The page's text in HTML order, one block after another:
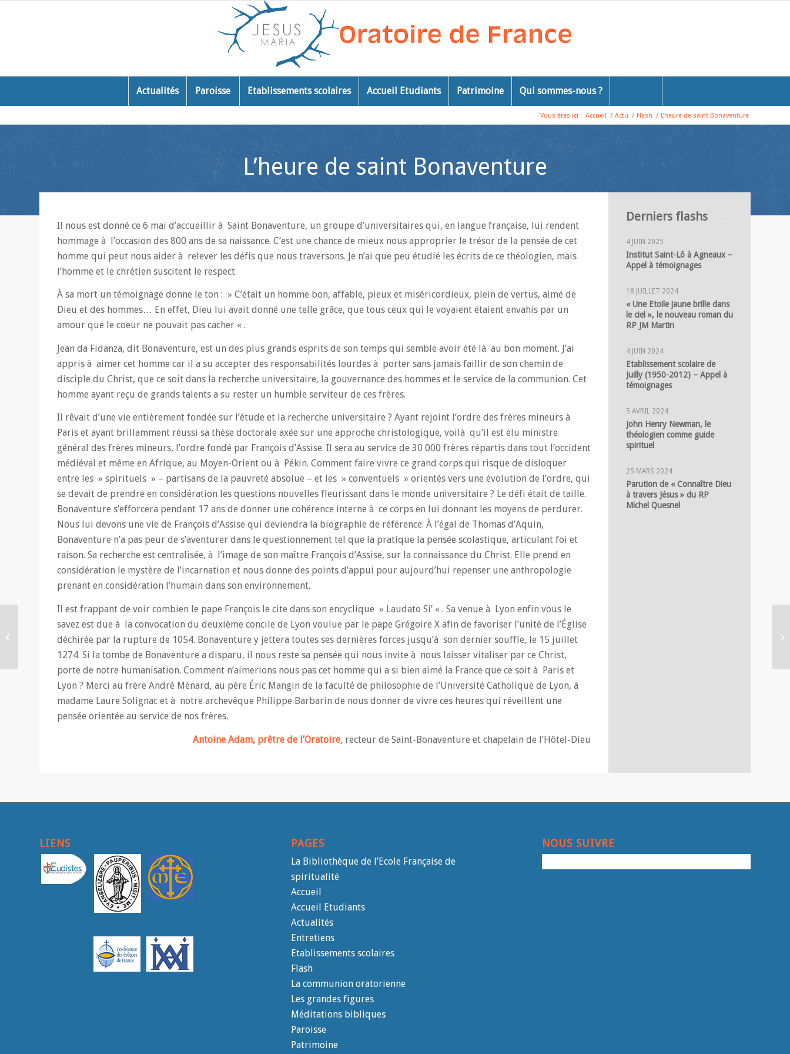
Actualités Paroisse Etablissements scolaires Accueil Etudiants Patrimoine Qui sommes-nous ?
Vous êtes ici : Accueil / Actu / Flash / L’heure de saint Bonaventure
L’heure de saint Bonaventure
Il nous est donné ce 6 mai d’accueillir à Saint Bonaventure, un groupe d’universitaires qui, en langue française, lui rendent
hommage à l’occasion des 800 ans de sa naissance. C’est une chance de mieux nous approprier le trésor de la pensée de cet
homme qui peut nous aider à relever les défis que nous traversons. Je n’ai que peu étudié les écrits de ce théologien, mais
l’homme et le chrétien suscitent le respect.
À sa mort un témoignage donne le ton : » C’était un homme bon, affable, pieux et miséricordieux, plein de vertus, aimé de
Dieu et des hommes… En effet, Dieu lui avait donné une telle grâce, que tous ceux qui le voyaient étaient envahis par un
amour que le coeur ne pouvait pas cacher « .
Jean da Fidanza, dit Bonaventure, est un des plus grands esprits de son temps qui semble avoir été là au bon moment. J’ai
appris à aimer cet homme car il a su accepter des responsabilités lourdes à porter sans jamais faillir de son chemin de
disciple du Christ, que ce soit dans la recherche universitaire, la gouvernance des hommes et le service de la communion. Cet
homme ayant reçu de grands talents a su rester un humble serviteur de ces frères.
Il rêvait d’une vie entièrement fondée sur l’étude et la recherche universitaire ? Ayant rejoint l’ordre des frères mineurs à
Paris et ayant brillamment réussi sa thèse doctorale axée sur une approche christologique, voilà qu’il est élu ministre
général des frères mineurs, l’ordre fondé par François d’Assise. Il sera au service de 30 000 frères répartis dans tout l’occident
médiéval et même en Afrique, au Moyen-Orient ou à Pékin. Comment faire vivre ce grand corps qui risque de disloquer
entre les » spirituels » – partisans de la pauvreté absolue – et les » conventuels » orientés vers une évolution de l’ordre, qui
se devait de prendre en considération les questions nouvelles fleurissant dans le monde universitaire ? Le défi était de taille.
Bonaventure s’efforcera pendant 17 ans de donner une cohérence interne à ce corps en lui donnant les moyens de perdurer.
Nous lui devons une vie de François d’Assise qui deviendra la biographie de référence. À l’égal de Thomas d’Aquin,
Bonaventure n’a pas peur de s’aventurer dans le questionnement tel que la pratique la pensée scolastique, articulant foi et
raison. Sa recherche est centralisée, à l’image de son maître François d’Assise, sur la connaissance du Christ. Elle prend en
considération le mystère de l’incarnation et nous donne des points d’appui pour aujourd’hui repenser une anthropologie
prenant en considération l’humain dans son environnement.
Il est frappant de voir combien le pape François le cite dans son encyclique » Laudato Si’ « . Sa venue à Lyon enfin vous le
savez est due à la convocation du deuxième concile de Lyon voulue par le pape Grégoire X afin de favoriser l’unité de l’Église
déchirée par la rupture de 1054. Bonaventure y jettera toutes ses dernières forces jusqu’à son dernier souffle, le 15 juillet
1274. Si la tombe de Bonaventure a disparu, il nous reste sa pensée qui nous invite à nous laisser vitaliser par ce Christ,
porte de notre humanisation. Comment n’aimerions nous pas cet homme qui a si bien aimé la France que ce soit à Paris et
Lyon ? Merci au frère André Ménard, au père Éric Mangin de la faculté de philosophie de l’Université Catholique de Lyon, à
madame Laure Solignac et à notre archevêque Philippe Barbarin de nous donner de vivre ces heures qui réveillent une
pensée orientée au service de nos frères.
Antoine Adam, prêtre de l’Oratoire, recteur de Saint-Bonaventure et chapelain de l’Hôtel-Dieu
Derniers flashs
4 JUIN 2025
Institut Saint-Lô à Agneaux –
Appel à témoignages
18 JUILLET 2024
« Une Etoile jaune brille dans
le ciel », le nouveau roman du
RP JM Martin
4 JUIN 2024
Etablissement scolaire de
Juilly (1950-2012) – Appel à
témoignages
5 AVRIL 2024
John Henry Newman, le
théologien comme guide
spirituel
25 MARS 2024
Parution de « Connaître Dieu
à travers Jésus » du RP
Michel Quesnel
LIENS PAGES
La Bibliothèque de l’Ecole Française de
spiritualité
Accueil
Accueil Etudiants
Actualités
Entretiens
Etablissements scolaires
Flash
La communion oratorienne
Les grandes figures
Méditations bibliques
Paroisse
Patrimoine
NOUS SUIVRE
Des Oratoriens
méditent la Bible. Luc
Forestier (03.05.2017)